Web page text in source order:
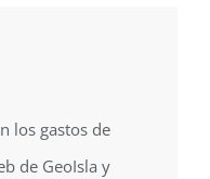
los gastos de
de GeoIsla y